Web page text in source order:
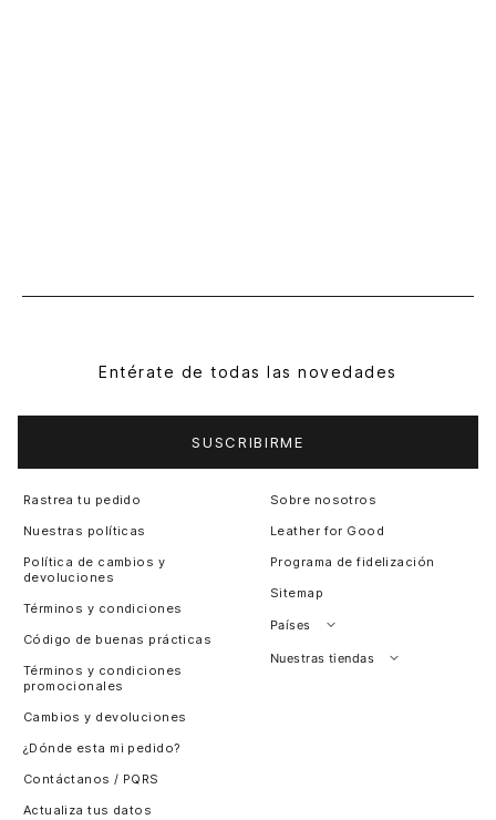
Entérate de todas las novedades
SUSCRIBIRME
Rastrea tu pedido
Nuestras políticas
Política de cambios y
devoluciones
Términos y condiciones
Código de buenas prácticas
Términos y condiciones
promocionales
Cambios y devoluciones
¿Dónde esta mi pedido?
Contáctanos / PQRS
Actualiza tus datos
Sobre nosotros
Leather for Good
Programa de fidelización
Sitemap
Países
Perú
Nuestras tiendas